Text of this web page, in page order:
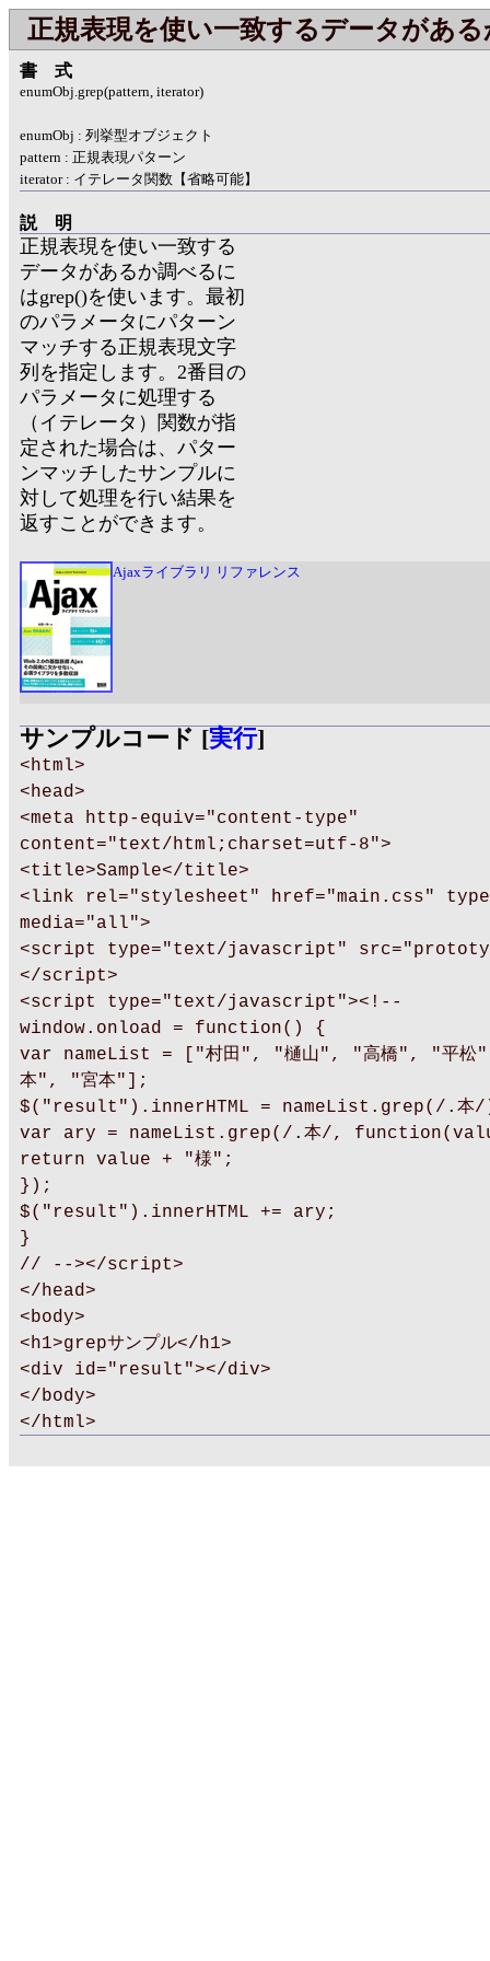
正規表現を使い一致するデータがあ
書式
enumObj.grep(pattern, iterator)
enumObj : 列挙型オブジェクト
pattern : 正規表現パターン
iterator : イテレータ関数【省略可能】
説明
正規表現を使い一致する
データがあるか調べるに
はgrep()を使います。最初
のパラメータにパターン
マッチする正規表現文字
列を指定します。2番目の
パラメータに処理する
（イテレータ）関数が指
定された場合は、パター
ンマッチしたサンプルに
対して処理を行い結果を
返すことができます。
Ajaxライブラリ リファレンス
サンプルコード [実行]
<html>
<head>
<meta http-equiv="content-type"
content="text/html;charset=utf-8">
<title>Sample</title>
<link rel="stylesheet" href="main.css"
media="all">
<script type="text/javascript"
</script>
<script type="text/javascript"><!--
window.onload = function() {
var nameList = ["村田", "樋山", "高橋", "平
本", "宮本"];
$("result").innerHTML = nameList.grep(/.
var ary = nameList.grep(/.本/,
return value + "様";
});
$("result").innerHTML += ary;
}
// --></script>
</head>
<body>
<h1>grepサンプル</h1>
<div id="result"></div>
</body>
</html>